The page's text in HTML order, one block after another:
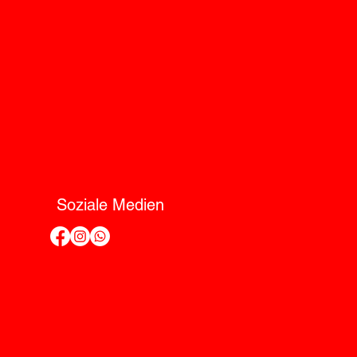
Soziale Medien